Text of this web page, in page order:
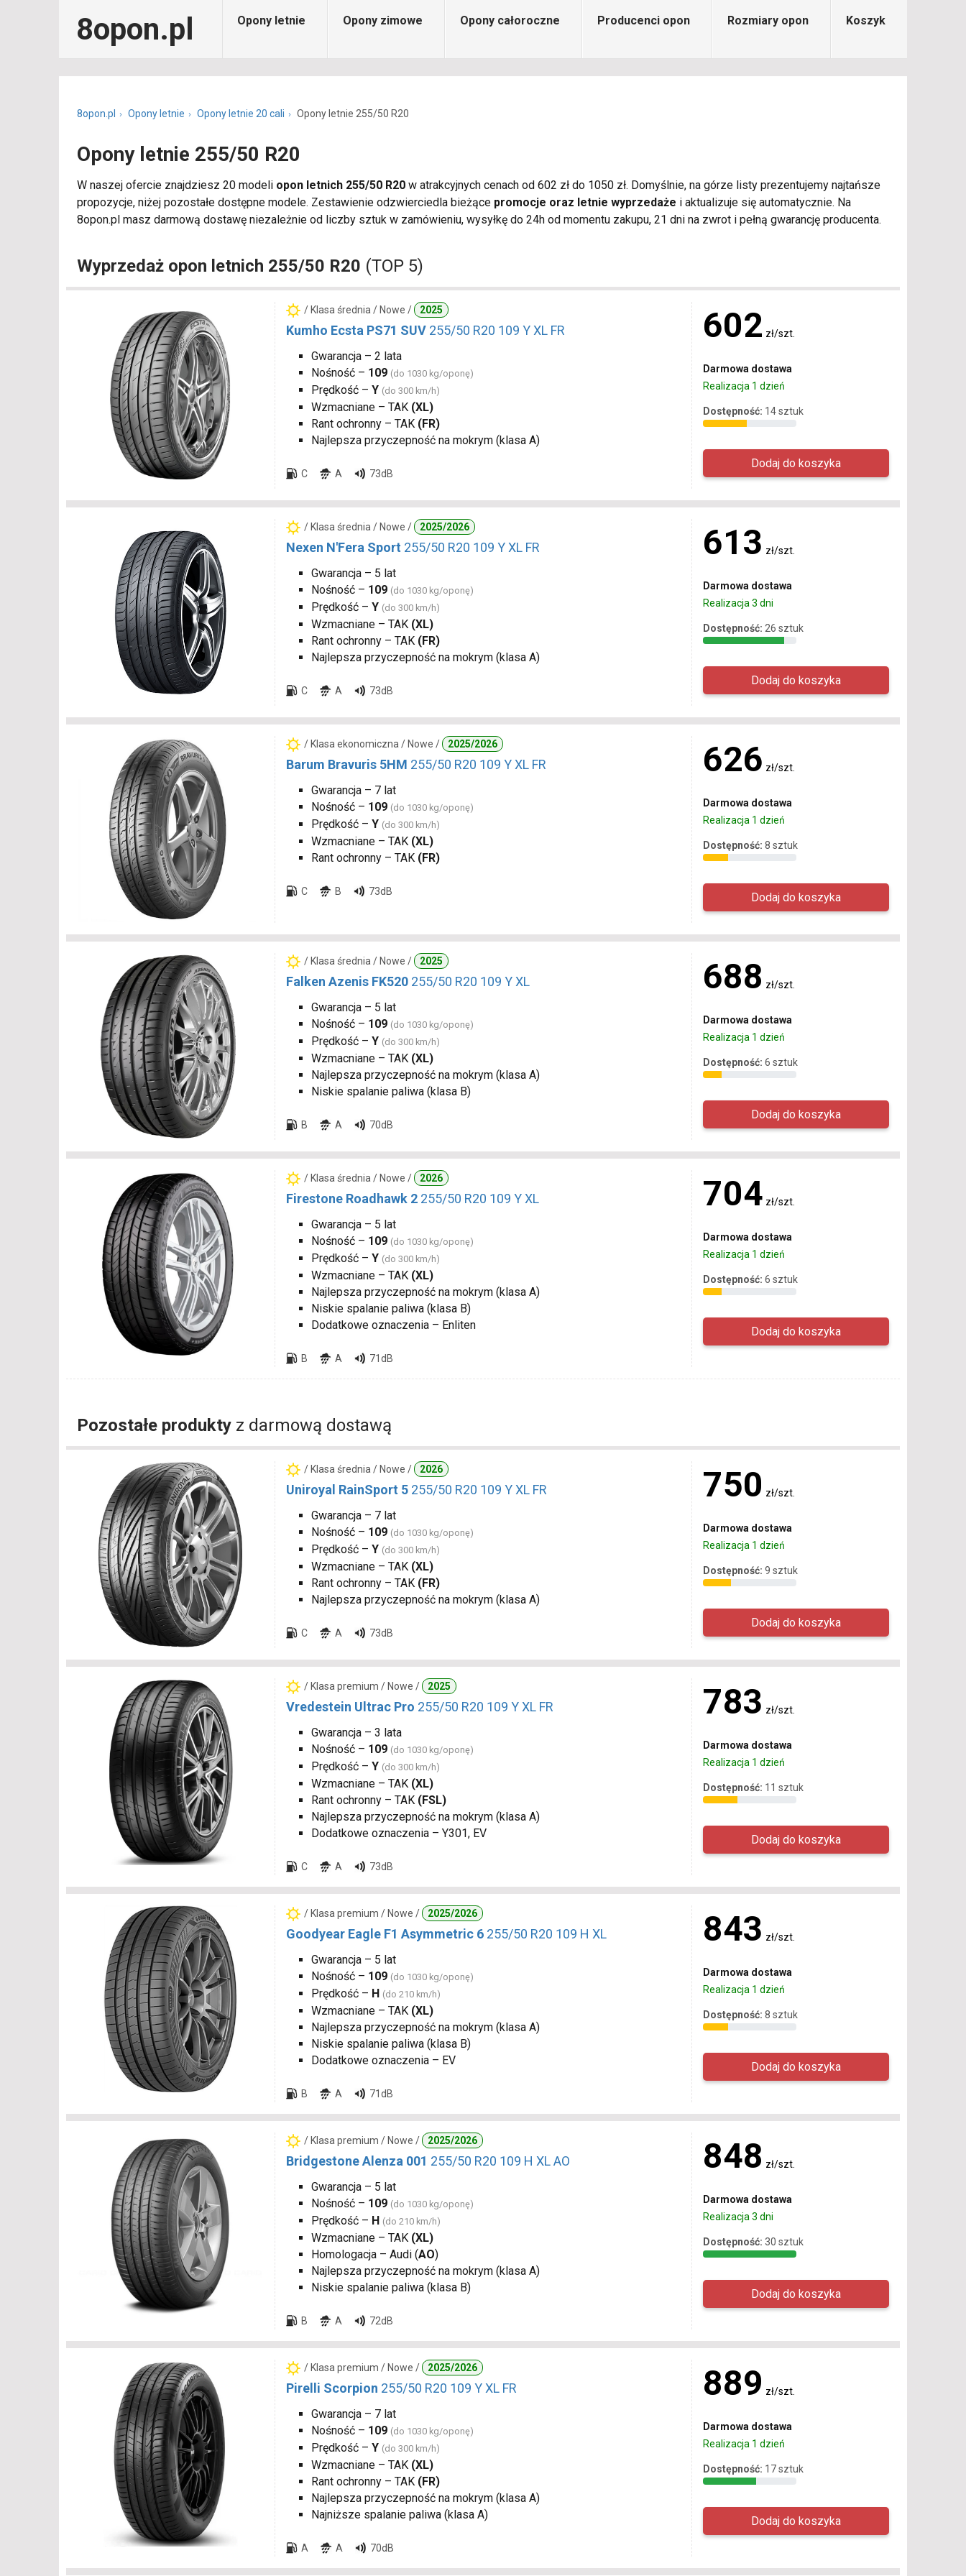
8opon.pl Opony letnie Opony zimowe Opony całoroczne Producenci opon Rozmiary opon Koszyk
8opon.pl Opony letnie Opony letnie 20 cali Opony letnie 255/50 R20
Opony letnie 255/50 R20
W naszej ofercie znajdziesz 20 modeli opon letnich 255/50 R20 w atrakcyjnych cenach od 602 zł do 1050 zł. Domyślnie, na górze listy prezentujemy najtańsze
propozycje, niżej pozostałe dostępne modele. Zestawienie odzwierciedla bieżące promocje oraz letnie wyprzedaże i aktualizuje się automatycznie. Na
8opon.pl masz darmową dostawę niezależnie od liczby sztuk w zamówieniu, wysyłkę do 24h od momentu zakupu, 21 dni na zwrot i pełną gwarancję producenta.
Wyprzedaż opon letnich 255/50 R20 (TOP 5)
/ Klasa średnia / Nowe / 2025
Kumho Ecsta PS71 SUV 255/50 R20 109 Y XL FR
Gwarancja – 2 lata
Nośność – 109 (do 1030 kg/oponę)
Prędkość – Y (do 300 km/h)
Wzmacniane – TAK (XL)
Rant ochronny – TAK (FR)
Najlepsza przyczepność na mokrym (klasa A)
C A 73dB
602 zł/szt.
Darmowa dostawa
Realizacja 1 dzień
Dostępność: 14 sztuk
/ Klasa średnia / Nowe / 2025/2026
Nexen N'Fera Sport 255/50 R20 109 Y XL FR
Gwarancja – 5 lat
Nośność – 109 (do 1030 kg/oponę)
Prędkość – Y (do 300 km/h)
Wzmacniane – TAK (XL)
Rant ochronny – TAK (FR)
Najlepsza przyczepność na mokrym (klasa A)
C A 73dB
613 zł/szt.
Darmowa dostawa
Realizacja 3 dni
Dostępność: 26 sztuk
/ Klasa ekonomiczna / Nowe / 2025/2026
Barum Bravuris 5HM 255/50 R20 109 Y XL FR
Gwarancja – 7 lat
Nośność – 109 (do 1030 kg/oponę)
Prędkość – Y (do 300 km/h)
Wzmacniane – TAK (XL)
Rant ochronny – TAK (FR)
C B 73dB
626 zł/szt.
Darmowa dostawa
Realizacja 1 dzień
Dostępność: 8 sztuk
/ Klasa średnia / Nowe / 2025
Falken Azenis FK520 255/50 R20 109 Y XL
Gwarancja – 5 lat
Nośność – 109 (do 1030 kg/oponę)
Prędkość – Y (do 300 km/h)
Wzmacniane – TAK (XL)
Najlepsza przyczepność na mokrym (klasa A)
Niskie spalanie paliwa (klasa B)
B A 70dB
688 zł/szt.
Darmowa dostawa
Realizacja 1 dzień
Dostępność: 6 sztuk
/ Klasa średnia / Nowe / 2026
Firestone Roadhawk 2 255/50 R20 109 Y XL
Gwarancja – 5 lat
Nośność – 109 (do 1030 kg/oponę)
Prędkość – Y (do 300 km/h)
Wzmacniane – TAK (XL)
Najlepsza przyczepność na mokrym (klasa A)
Niskie spalanie paliwa (klasa B)
Dodatkowe oznaczenia – Enliten
B A 71dB
704 zł/szt.
Darmowa dostawa
Realizacja 1 dzień
Dostępność: 6 sztuk
Pozostałe produkty z darmową dostawą
/ Klasa średnia / Nowe / 2026
Uniroyal RainSport 5 255/50 R20 109 Y XL FR
Gwarancja – 7 lat
Nośność – 109 (do 1030 kg/oponę)
Prędkość – Y (do 300 km/h)
Wzmacniane – TAK (XL)
Rant ochronny – TAK (FR)
Najlepsza przyczepność na mokrym (klasa A)
C A 73dB
750 zł/szt.
Darmowa dostawa
Realizacja 1 dzień
Dostępność: 9 sztuk
/ Klasa premium / Nowe / 2025
Vredestein Ultrac Pro 255/50 R20 109 Y XL FR
Gwarancja – 3 lata
Nośność – 109 (do 1030 kg/oponę)
Prędkość – Y (do 300 km/h)
Wzmacniane – TAK (XL)
Rant ochronny – TAK (FSL)
Najlepsza przyczepność na mokrym (klasa A)
Dodatkowe oznaczenia – Y301, EV
C A 73dB
783 zł/szt.
Darmowa dostawa
Realizacja 1 dzień
Dostępność: 11 sztuk
/ Klasa premium / Nowe / 2025/2026
Goodyear Eagle F1 Asymmetric 6 255/50 R20 109 H XL
Gwarancja – 5 lat
Nośność – 109 (do 1030 kg/oponę)
Prędkość – H (do 210 km/h)
Wzmacniane – TAK (XL)
Najlepsza przyczepność na mokrym (klasa A)
Niskie spalanie paliwa (klasa B)
Dodatkowe oznaczenia – EV
B A 71dB
843 zł/szt.
Darmowa dostawa
Realizacja 1 dzień
Dostępność: 8 sztuk
/ Klasa premium / Nowe / 2025/2026
Bridgestone Alenza 001 255/50 R20 109 H XL AO
Gwarancja – 5 lat
Nośność – 109 (do 1030 kg/oponę)
Prędkość – H (do 210 km/h)
Wzmacniane – TAK (XL)
Homologacja – Audi (AO)
Najlepsza przyczepność na mokrym (klasa A)
Niskie spalanie paliwa (klasa B)
B A 72dB
848 zł/szt.
Darmowa dostawa
Realizacja 3 dni
Dostępność: 30 sztuk
/ Klasa premium / Nowe / 2025/2026
Pirelli Scorpion 255/50 R20 109 Y XL FR
Gwarancja – 7 lat
Nośność – 109 (do 1030 kg/oponę)
Prędkość – Y (do 300 km/h)
Wzmacniane – TAK (XL)
Rant ochronny – TAK (FR)
Najlepsza przyczepność na mokrym (klasa A)
Najniższe spalanie paliwa (klasa A)
A A 70dB
889 zł/szt.
Darmowa dostawa
Realizacja 1 dzień
Dostępność: 17 sztuk